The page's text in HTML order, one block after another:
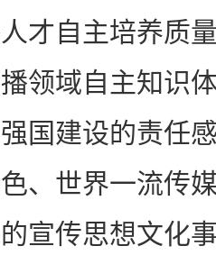
才自主培养质
领域自主知识
国建设的责任
、世界一流传
宣传思想文化